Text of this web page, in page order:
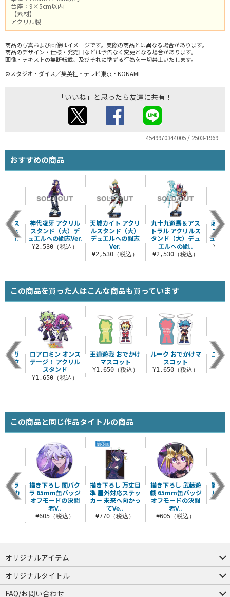
台座：9×5cm以内
【素材】
アクリル製
商品の写真および画像はイメージです。実際の商品とは異なる場合があります。
商品のデザイン・仕様・発売日などは予告なく変更となる場合があります。
画像・テキストの無断転載、及びそれに準ずる行為を一切禁止いたします。
©スタジオ・ダイス／集英社・テレビ東京・KONAMI
「いいね」と思ったら友達に共有！
4549970344005 / 2503-1969
おすすめの商品
天城カイト アクリ
ルスタンド（大）
デュエルへの闘志
Ver.
¥2,530（税込）
九十九遊馬＆アス
トラル アクリルス
タンド（大）デュ
エルへの闘..
¥2,530（税込）
藤木
スタ
ュエル
ルス
デュ
Ver.
神代凌牙 アクリル
スタンド（大）デ
ュエルへの闘志Ver.
¥2,530（税込）
この商品を買った人はこんな商品も買っています
王道遊我 おでかけ
マスコット
¥1,650（税込）
ルーク おでかけマ
スコット
¥1,650（税込）
ユウ
リ
＆ガ
アク
ド
ロアロミン オンス
テージ！ アクリル
スタンド
¥1,650（税込）
この商品と同じ作品タイトルの商品
描き下ろし 万丈目
準 屋外対応ステッ
カー 未来へ向かっ
てVe..
¥770（税込）
描き下ろし 武藤遊
戯 65mm缶バッジ
オフモードの決闘
者V..
¥605（税込）
闇遊
ルチ
ーラ
ルカ
ップ
描き下ろし 闇バク
ラ 65mm缶バッジ
オフモードの決闘
者V..
¥605（税込）
オリジナルアイテム
つままれ
つかまれ
ピョコッテ
オリジナルタイトル
アイテムヤ
ミスカトニック大學購買部
FAQ/お問い合わせ